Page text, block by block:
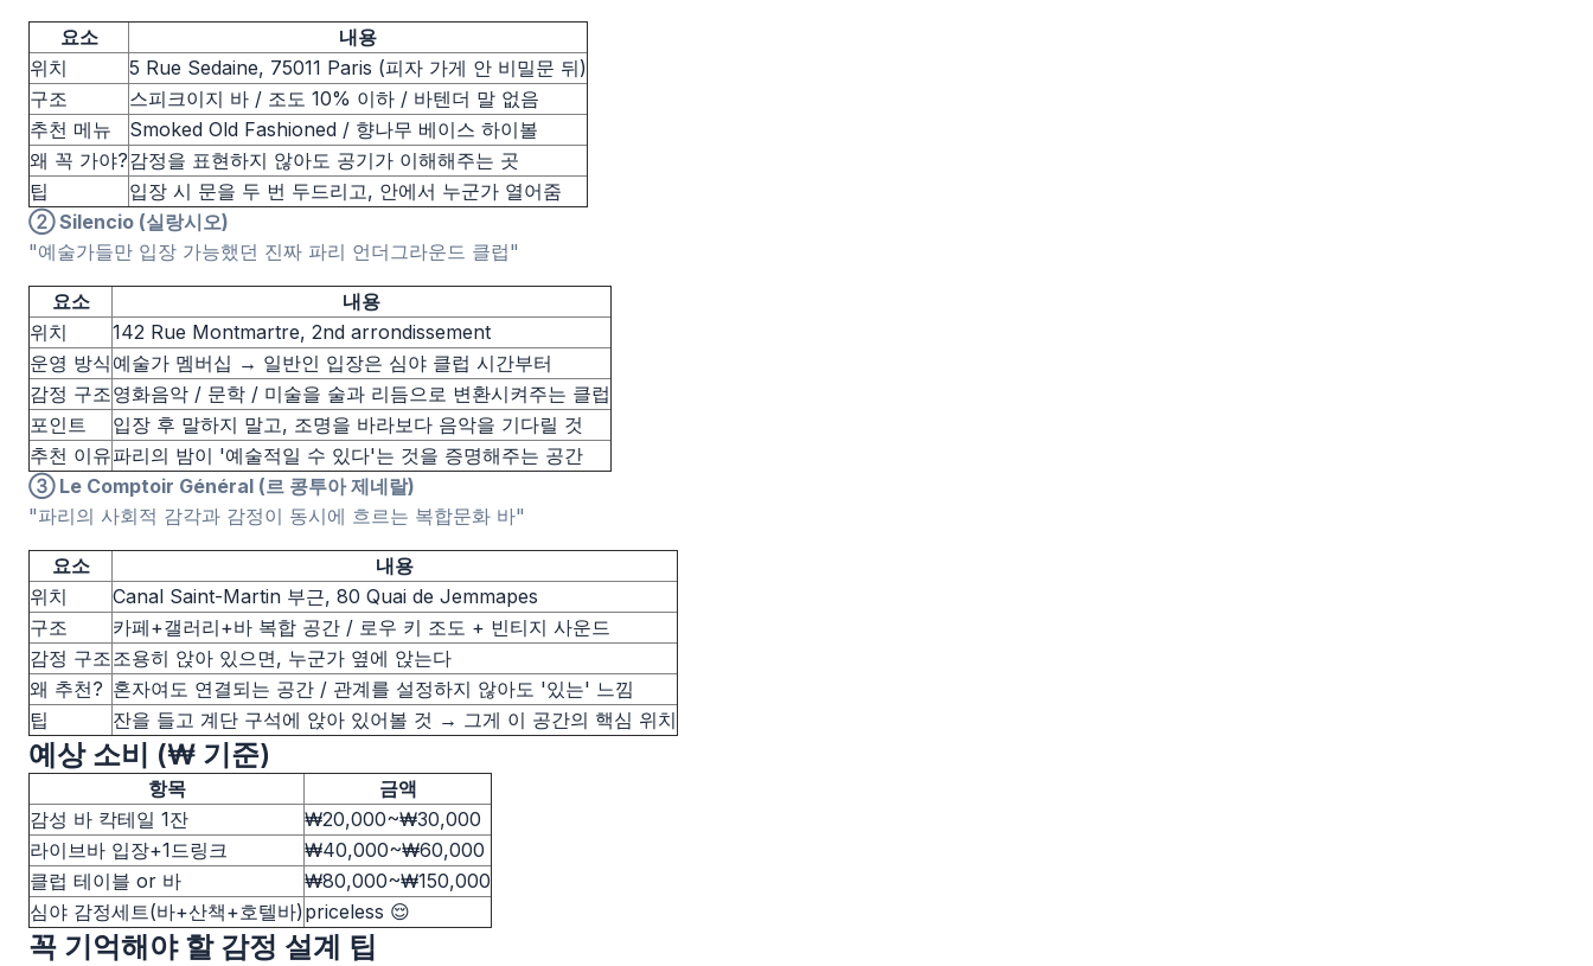
요소
내용
위치
5 Rue Sedaine, 75011 Paris (피자 가게 안 비밀문 뒤)
구조
스피크이지 바 / 조도 10% 이하 / 바텐더 말 없음
추천 메뉴
Smoked Old Fashioned / 향나무 베이스 하이볼
왜 꼭 가야?감정을 표현하지 않아도 공기가 이해해주는 곳
팁
입장 시 문을 두 번 두드리고, 안에서 누군가 열어줌
② Silencio (실랑시오)
"예술가들만 입장 가능했던 진짜 파리 언더그라운드 클럽"
요소
내용
위치
142 Rue Montmartre, 2nd arrondissement
운영 방식 예술가 멤버십 → 일반인 입장은 심야 클럽 시간부터
감정 구조영화음악 / 문학 / 미술을 술과 리듬으로 변환시켜주는 클럽
포인트
입장 후 말하지 말고, 조명을 바라보다 음악을 기다릴 것
추천 이유파리의 밤이 '예술적일 수 있다'는 것을 증명해주는 공간
③ Le Comptoir Général (르 콩투아 제네랄)
"파리의 사회적 감각과 감정이 동시에 흐르는 복합문화 바"
요소
내용
위치
Canal Saint-Martin 부근, 80 Quai de Jemmapes
구조
카페+갤러리+바 복합 공간 / 로우 키 조도 + 빈티지 사운드
감정 구조조용히 앉아 있으면, 누군가 옆에 앉는다
왜 추천? 혼자여도 연결되는 공간 / 관계를 설정하지 않아도 '있는' 느낌
팁
잔을 들고 계단 구석에 앉아 있어볼 것 → 그게 이 공간의 핵심 위치
예상 소비 (₩ 기준)
항목
금액
감성 바 칵테일 1잔
₩20,000~₩30,000
라이브바 입장+1드링크
₩40,000~₩60,000
클럽 테이블 or 바
₩80,000~₩150,000
심야 감정세트(바+산책+호텔바)priceless 😌
꼭 기억해야 할 감정 설계 팁